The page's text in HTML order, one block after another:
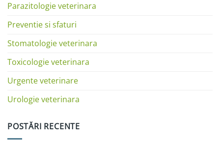
Parazitologie veterinara
Preventie si sfaturi
Stomatologie veterinara
Toxicologie veterinara
Urgente veterinare
Urologie veterinara
POSTĂRI RECENTE